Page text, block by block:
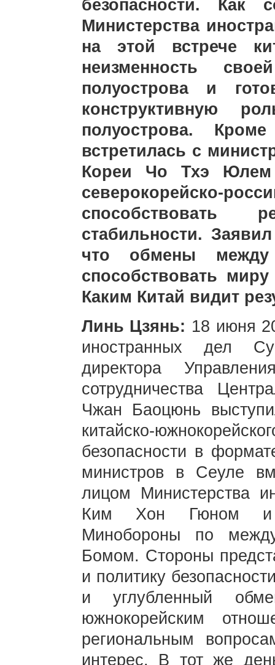
безопасности. Как
Министерства
на этой встрече
неизменность
полуострова и
конструктивную
полуострова.
встретилась с
Кореи Чо Тхэ Юлем
северокорейско-
способствовать
стабильности.
что обмены
способствовать
Каким Китай видит
Линь Цзянь: 18 июня
иностранных дел
директора
сотрудничества
Чжан Баоцюнь
китайско-
безопасности в
министров в Сеуле
лицом Министерства
Ким Хон Гюном и
Минобороны по
Бомом. Стороны
и политику
и углубленный
южнокорейским
региональным
интерес. В тот же